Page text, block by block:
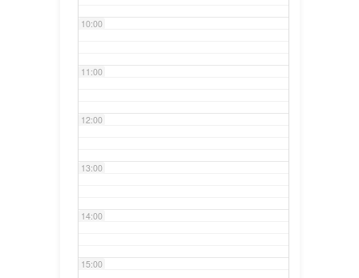
10:00
11:00
12:00
13:00
14:00
15:00